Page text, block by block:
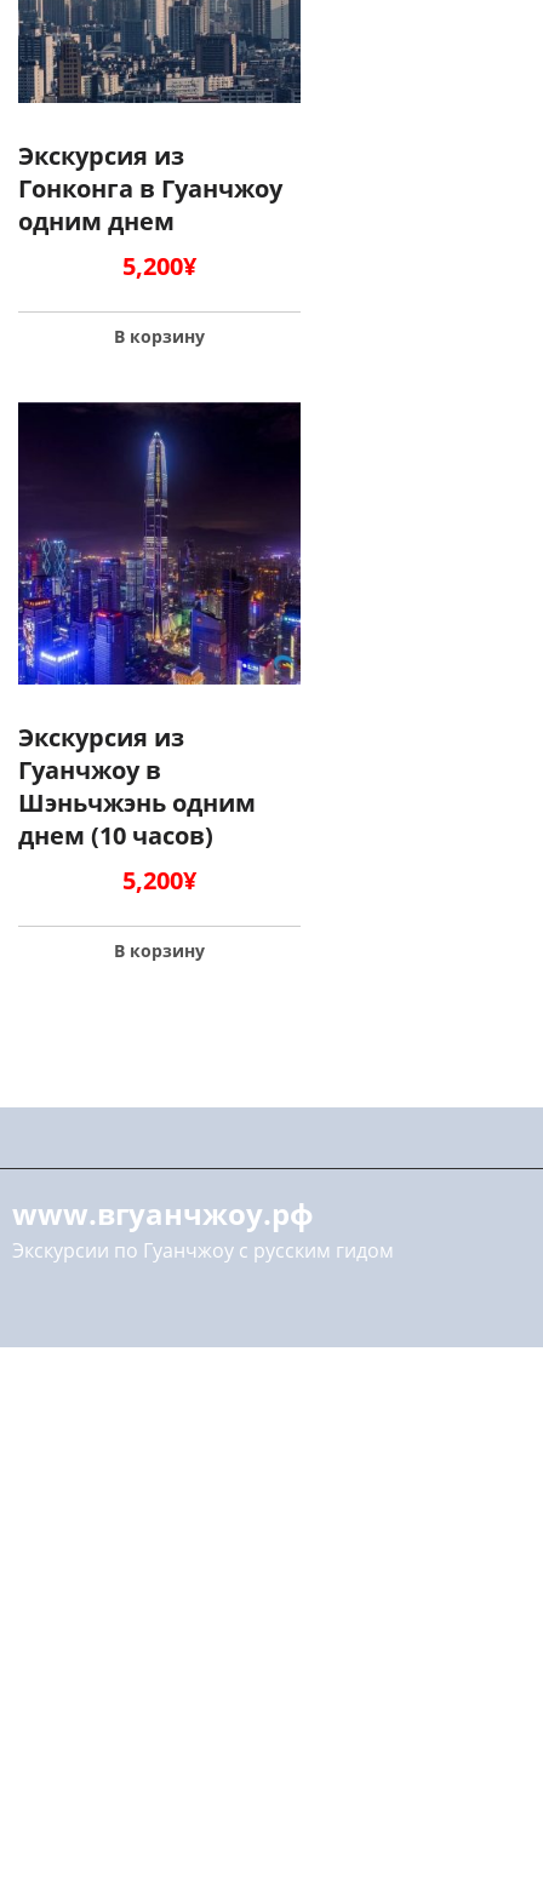
Экскурсия из
Гонконга в Гуанчжоу
одним днем
5,200¥
В корзину
Экскурсия из
Гуанчжоу в
Шэньчжэнь одним
днем (10 часов)
5,200¥
В корзину
www.вгуанчжоу.рф
Экскурсии по Гуанчжоу с русским гидом